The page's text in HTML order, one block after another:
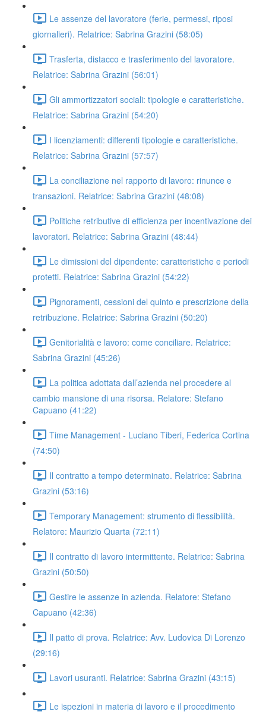
Le assenze del lavoratore (ferie, permessi, riposi
giornalieri). Relatrice: Sabrina Grazini (58:05)
Trasferta, distacco e trasferimento del lavoratore.
Relatrice: Sabrina Grazini (56:01)
Gli ammortizzatori sociali: tipologie e caratteristiche.
Relatrice: Sabrina Grazini (54:20)
I licenziamenti: differenti tipologie e caratteristiche.
Relatrice: Sabrina Grazini (57:57)
La conciliazione nel rapporto di lavoro: rinunce e
transazioni. Relatrice: Sabrina Grazini (48:08)
Politiche retributive di efficienza per incentivazione dei
lavoratori. Relatrice: Sabrina Grazini (48:44)
Le dimissioni del dipendente: caratteristiche e periodi
protetti. Relatrice: Sabrina Grazini (54:22)
Pignoramenti, cessioni del quinto e prescrizione della
retribuzione. Relatrice: Sabrina Grazini (50:20)
Genitorialità e lavoro: come conciliare. Relatrice:
Sabrina Grazini (45:26)
La politica adottata dall’azienda nel procedere al
cambio mansione di una risorsa. Relatore: Stefano
Capuano (41:22)
Time Management - Luciano Tiberi, Federica Cortina
(74:50)
Il contratto a tempo determinato. Relatrice: Sabrina
Grazini (53:16)
Temporary Management: strumento di flessibilità.
Relatore: Maurizio Quarta (72:11)
Il contratto di lavoro intermittente. Relatrice: Sabrina
Grazini (50:50)
Gestire le assenze in azienda. Relatore: Stefano
Capuano (42:36)
Il patto di prova. Relatrice: Avv. Ludovica Di Lorenzo
(29:16)
Lavori usuranti. Relatrice: Sabrina Grazini (43:15)
Le ispezioni in materia di lavoro e il procedimento